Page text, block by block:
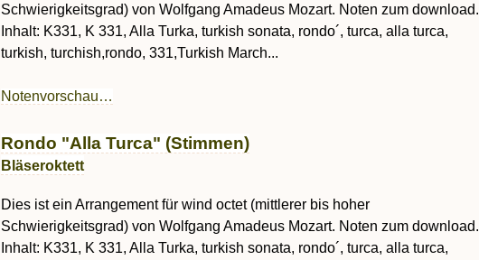
Schwierigkeitsgrad) von Wolfgang Amadeus Mozart. Noten zum download.
Inhalt: K331, K 331, Alla Turka, turkish sonata, rondo´, turca, alla turca,
turkish, turchish,rondo, 331,Turkish March...
Notenvorschau…
Rondo "Alla Turca" (Stimmen)
Bläseroktett
Dies ist ein Arrangement für wind octet (mittlerer bis hoher
Schwierigkeitsgrad) von Wolfgang Amadeus Mozart. Noten zum download.
Inhalt: K331, K 331, Alla Turka, turkish sonata, rondo´, turca, alla turca,